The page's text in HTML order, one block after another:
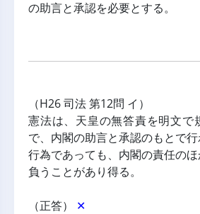
の助言と承認を必要とする。
（H26 司法 第12問 イ）
憲法は、天皇の無答責を明文で
で、内閣の助言と承認のもとで
行為であっても、内閣の責任の
負うことがあり得る。
（正答） ✕